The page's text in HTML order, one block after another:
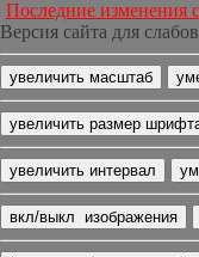
Последние изменения
Версия сайта для